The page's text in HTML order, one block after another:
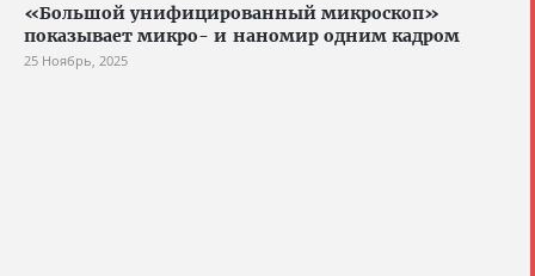
«Большой унифицированный микроскоп»
показывает микро- и наномир одним кадром
25 Ноябрь, 2025